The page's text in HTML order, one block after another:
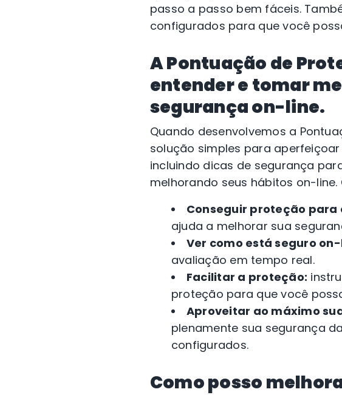
passo a passo bem fáceis.
configurados para que você
A Pontuação de
entender e tomar
segurança on-line.
Quando desenvolvemos a
solução simples para
incluindo dicas de segurança
melhorando seus hábitos on-
Conseguir proteção
ajuda a melhorar sua
Ver como está seguro
avaliação em tempo real.
Facilitar a proteção:
proteção para que você
Aproveitar ao máximo
plenamente sua segurança
configurados.
Como posso